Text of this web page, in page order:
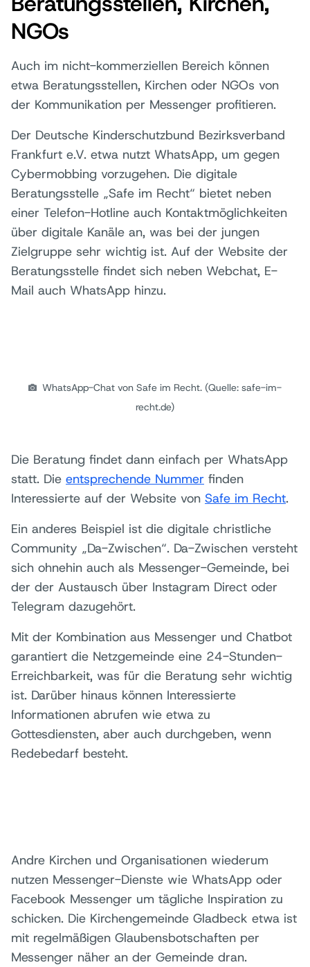
NGOs
Auch im nicht-kommerziellen Bereich können
etwa Beratungsstellen, Kirchen oder NGOs von
der Kommunikation per Messenger profitieren.
Der Deutsche Kinderschutzbund Bezirksverband
Frankfurt e.V. etwa nutzt WhatsApp, um gegen
Cybermobbing vorzugehen. Die digitale
Beratungsstelle „Safe im Recht“ bietet neben
einer Telefon-Hotline auch Kontaktmöglichkeiten
über digitale Kanäle an, was bei der jungen
Zielgruppe sehr wichtig ist. Auf der Website der
Beratungsstelle findet sich neben Webchat, E-
Mail auch WhatsApp hinzu.
WhatsApp-Chat von Safe im Recht. (Quelle: safe-im-
recht.de)
Die Beratung findet dann einfach per WhatsApp
statt. Die entsprechende Nummer finden
Interessierte auf der Website von Safe im Recht.
Ein anderes Beispiel ist die digitale christliche
Community „Da-Zwischen“. Da-Zwischen versteht
sich ohnehin auch als Messenger-Gemeinde, bei
der der Austausch über Instagram Direct oder
Telegram dazugehört.
Mit der Kombination aus Messenger und Chatbot
garantiert die Netzgemeinde eine 24-Stunden-
Erreichbarkeit, was für die Beratung sehr wichtig
ist. Darüber hinaus können Interessierte
Informationen abrufen wie etwa zu
Gottesdiensten, aber auch durchgeben, wenn
Redebedarf besteht.
Andre Kirchen und Organisationen wiederum
nutzen Messenger-Dienste wie WhatsApp oder
Facebook Messenger um tägliche Inspiration zu
schicken. Die Kirchengemeinde Gladbeck etwa ist
mit regelmäßigen Glaubensbotschaften per
Messenger näher an der Gemeinde dran.